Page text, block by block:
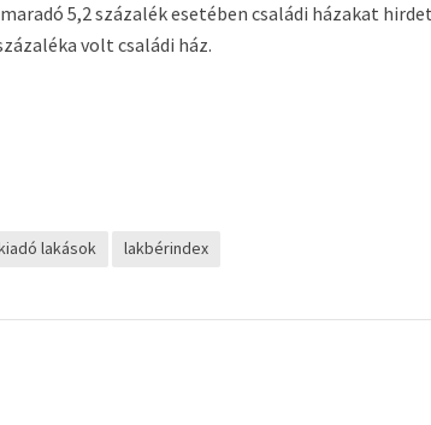
5,2 százalék esetében családi házakat
volt családi ház.
lakások lakbérindex